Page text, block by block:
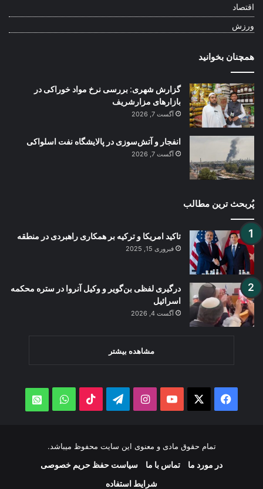
اقتصاد
ورزش
همچنان بخوانید
گزارش شهری: بررسی نرخ مواد خوراکی در
بازارهای مزارشریف
آگست 7, 2026
انفجار و آتش‌سوزی در پالایشگاه نفت اسلواکی
آگست 7, 2026
پُربحث ترین مطالب
تاکید امریکا و ترکیه بر همکاری راهبردی در منطقه
فبروری 15, 2025
درگیری لفظی بن‌گویر و وکیل آنروا در ستره محکمه
اسرائیل
آگست 4, 2026
مشاهده بیشتر
Facebook
YouTube
Instagram
Telegram
TikTok
WhatsApp
تمام حقوق مادی و معنوی این سایت محفوظ میباشد.
در مورد ما تماس با ما
سیاست حفظ حریم خصوصی
شرایط استفاده